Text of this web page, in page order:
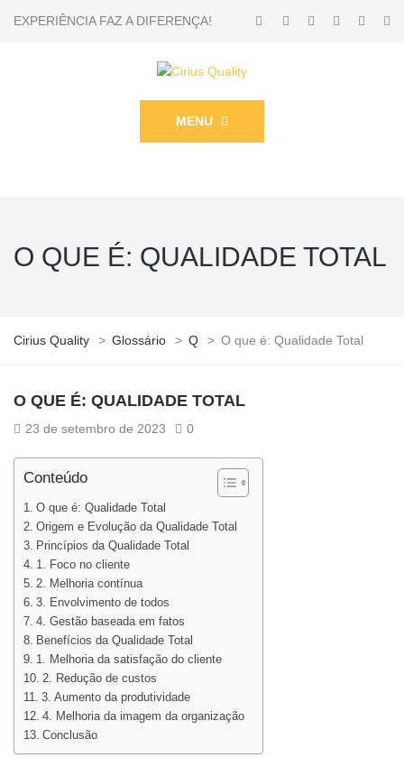
EXPERIÊNCIA FAZ A DIFERENÇA!
MENU
O QUE É: QUALIDADE TOTAL
Cirius Quality > Glossário > Q > O que é: Qualidade Total
O QUE É: QUALIDADE TOTAL
23 de setembro de 2023 0
Conteúdo
O que é: Qualidade Total
Origem e Evolução da Qualidade Total
Princípios da Qualidade Total
1. Foco no cliente
2. Melhoria contínua
3. Envolvimento de todos
4. Gestão baseada em fatos
Benefícios da Qualidade Total
1. Melhoria da satisfação do cliente
2. Redução de custos
3. Aumento da produtividade
4. Melhoria da imagem da organização
Conclusão